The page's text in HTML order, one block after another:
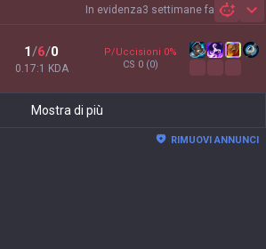
In evidenza3 settimane fa
1/6/0
0.17:1 KDA
P/Uccisioni 0%
CS 0 (0)
Mostra di più
RIMUOVI ANNUNCI